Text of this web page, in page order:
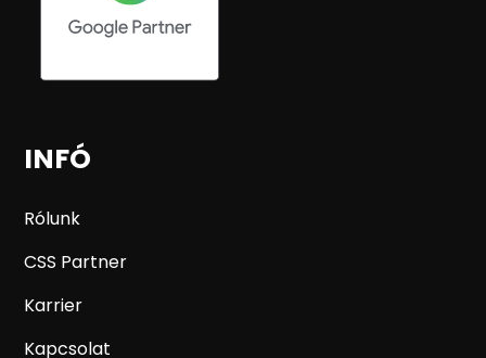
INFÓ
Rólunk
CSS Partner
Karrier
Kapcsolat